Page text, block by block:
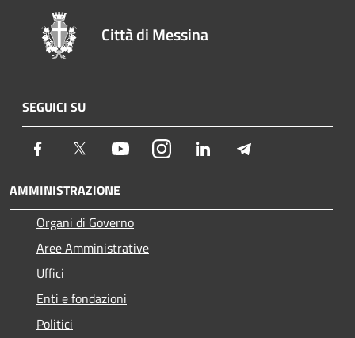
Città di Messina
SEGUICI SU
Facebook Twitter YoutubeInstagram LinkedIn
AMMINISTRAZIONE
Organi di Governo
Aree Amministrative
Uffici
Enti e fondazioni
Politici